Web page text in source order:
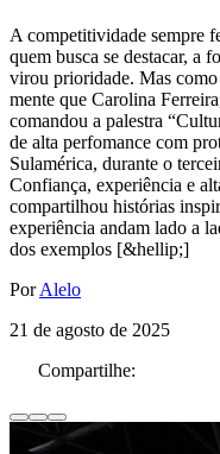
A competitividade sempre
quem busca se destacar, a
virou prioridade. Mas como
mente que Carolina
comandou a palestra
de alta perfomance com
Sulamérica, durante o
Confiança, experiência e
compartilhou histórias
experiência andam lado a
dos exemplos [&hellip;]
PorAlelo
21 de agosto de 2025
Compartilhe: